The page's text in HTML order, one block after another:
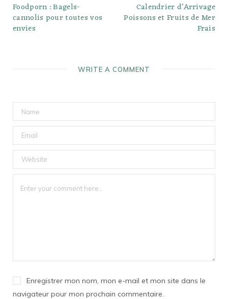
Foodporn : Bagels-
cannolis pour toutes vos
envies
Calendrier d’Arrivage
Poissons et Fruits de Mer
Frais
WRITE A COMMENT
Enregistrer mon nom, mon e-mail et mon site dans le
navigateur pour mon prochain commentaire.